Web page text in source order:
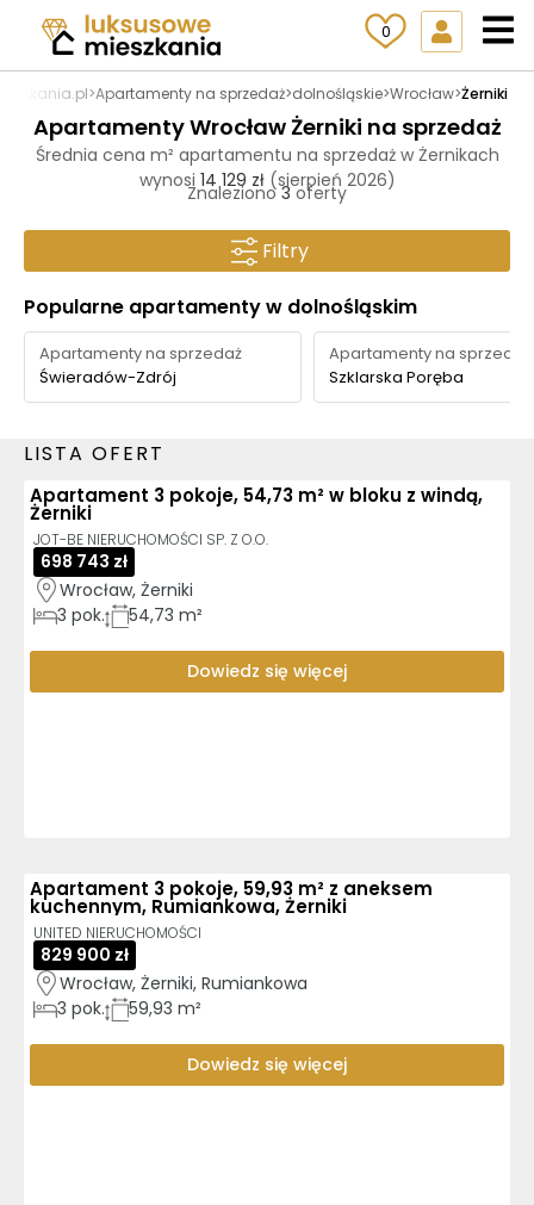
0
>Apartamenty na sprzedaż>dolnośląskie>Wrocław>Żerniki
Apartamenty Wrocław Żerniki na sprzedaż
Średnia cena m² apartamentu na sprzedaż w Żernikach
wynosi 14 129 zł (sierpień 2026)
Znaleziono3oferty
Filtry
Popularne apartamenty w dolnośląskim
Apartamenty na sprzedaż
Świeradów-Zdrój
Apartamenty na sprzedaż
Szklarska Poręba
LISTA OFERT
Apartament 3 pokoje, 54,73 m² w bloku z windą,
Żerniki
JOT-BE NIERUCHOMOŚCI SP. Z O.O.
698 743 zł
Wrocław, Żerniki
3 pok. 54,73 m²
Dowiedz się więcej
Apartament 3 pokoje, 59,93 m² z aneksem
kuchennym, Rumiankowa, Żerniki
UNITED NIERUCHOMOŚCI
829 900 zł
Wrocław, Żerniki, Rumiankowa
3 pok. 59,93 m²
Dowiedz się więcej